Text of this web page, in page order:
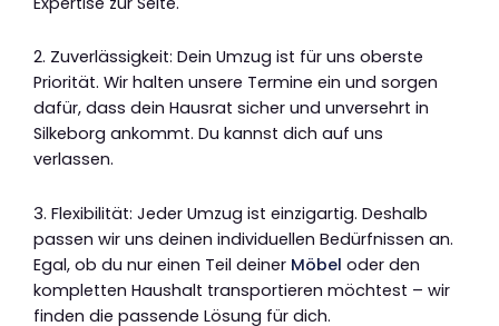
2. Zuverlässigkeit: Dein Umzug ist für uns oberste
Priorität. Wir halten unsere Termine ein und sorgen
dafür, dass dein Hausrat sicher und unversehrt in
Silkeborg ankommt. Du kannst dich auf uns
verlassen.
3. Flexibilität: Jeder Umzug ist einzigartig. Deshalb
passen wir uns deinen individuellen Bedürfnissen an.
Egal, ob du nur einen Teil deiner Möbel oder den
kompletten Haushalt transportieren möchtest – wir
finden die passende Lösung für dich.